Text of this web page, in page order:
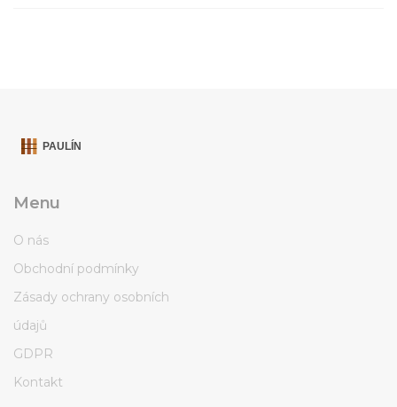
Menu
O nás
Obchodní podmínky
Zásady ochrany osobních
údajů
GDPR
Kontakt